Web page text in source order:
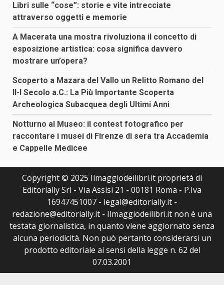
Libri sulle “cose”: storie e vite intrecciate
attraverso oggetti e memorie
A Macerata una mostra rivoluziona il concetto di
esposizione artistica: cosa significa davvero
mostrare un’opera?
Scoperto a Mazara del Vallo un Relitto Romano del
II-I Secolo a.C.: La Più Importante Scoperta
Archeologica Subacquea degli Ultimi Anni
Notturno al Museo: il contest fotografico per
raccontare i musei di Firenze di sera tra Accademia
e Cappelle Medicee
Copyright © 2025 Ilmaggiodeilibri.it proprietà di
Editorially Srl - Via Assisi 21 - 00181 Roma - P.Iva
16947451007 - legal@editorially.it -
redazione@editorially.it - Ilmaggiodeilibri.it non è una
testata giornalistica, in quanto viene aggiornato senza
alcuna periodicità. Non può pertanto considerarsi un
prodotto editoriale ai sensi della legge n. 62 del
07.03.2001